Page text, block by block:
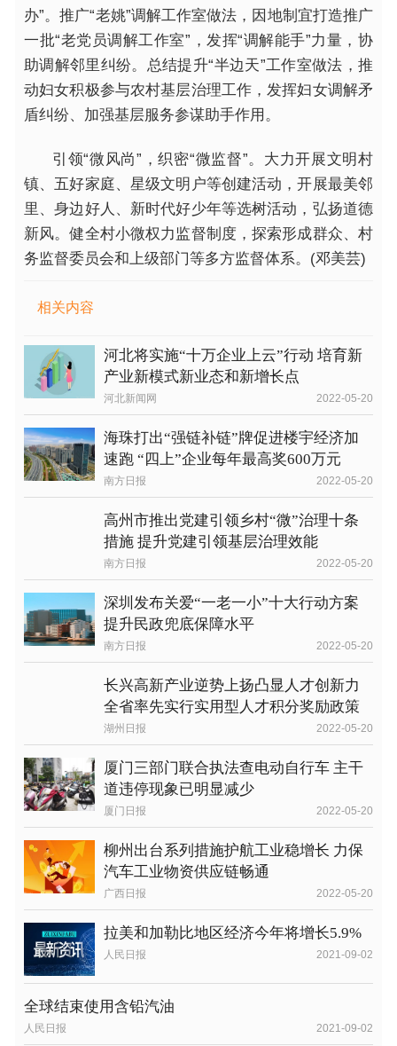
办”。推广“老姚”调解工作室做法，因地制宜打造推广
一批“老党员调解工作室”，发挥“调解能手”力量，协
助调解邻里纠纷。总结提升“半边天”工作室做法，推
动妇女积极参与农村基层治理工作，发挥妇女调解矛
盾纠纷、加强基层服务参谋助手作用。
引领“微风尚”，织密“微监督”。大力开展文明村
镇、五好家庭、星级文明户等创建活动，开展最美邻
里、身边好人、新时代好少年等选树活动，弘扬道德
新风。健全村小微权力监督制度，探索形成群众、村
务监督委员会和上级部门等多方监督体系。(邓美芸)
相关内容
河北将实施“十万企业上云”行动 培育新
产业新模式新业态和新增长点
河北新闻网 2022-05-20
海珠打出“强链补链”牌促进楼宇经济加
速跑 “四上”企业每年最高奖600万元
南方日报 2022-05-20
高州市推出党建引领乡村“微”治理十条
措施 提升党建引领基层治理效能
南方日报 2022-05-20
深圳发布关爱“一老一小”十大行动方案
提升民政兜底保障水平
南方日报 2022-05-20
长兴高新产业逆势上扬凸显人才创新力
全省率先实行实用型人才积分奖励政策
湖州日报 2022-05-20
厦门三部门联合执法查电动自行车 主干
道违停现象已明显减少
厦门日报 2022-05-20
柳州出台系列措施护航工业稳增长 力保
汽车工业物资供应链畅通
广西日报 2022-05-20
拉美和加勒比地区经济今年将增长5.9%
人民日报 2021-09-02
全球结束使用含铅汽油
人民日报 2021-09-02